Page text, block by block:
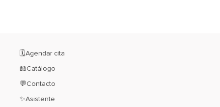
🗓️Agendar cita
📖Catálogo
💬Contacto
✨Asistente